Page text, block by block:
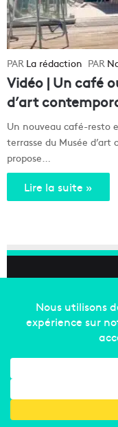
La rédaction
Vidéo | Un café
d’art
Un nouveau café-resto
terrasse du Musée
propose…
Lire la suite »
Copyright © 2014-
réservés -
X